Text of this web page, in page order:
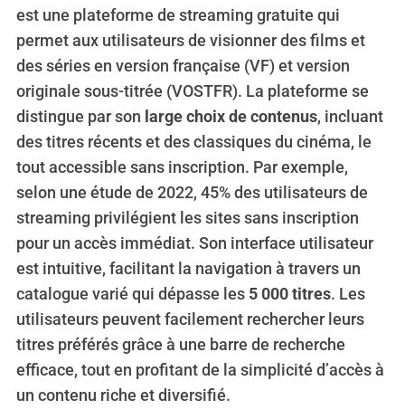
est une plateforme de streaming gratuite qui
permet aux utilisateurs de visionner des films et
des séries en version française (VF) et version
originale sous-titrée (VOSTFR). La plateforme se
distingue par son large choix de contenus, incluant
des titres récents et des classiques du cinéma, le
tout accessible sans inscription. Par exemple,
selon une étude de 2022, 45% des utilisateurs de
streaming privilégient les sites sans inscription
pour un accès immédiat. Son interface utilisateur
est intuitive, facilitant la navigation à travers un
catalogue varié qui dépasse les 5 000 titres. Les
utilisateurs peuvent facilement rechercher leurs
titres préférés grâce à une barre de recherche
efficace, tout en profitant de la simplicité d’accès à
un contenu riche et diversifié.